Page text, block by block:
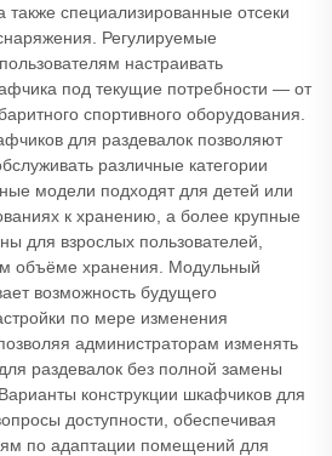
специализированные отсеки
Регулируемые
настраивать
под текущие потребности — от
спортивного оборудования.
для раздевалок позволяют
различные категории
модели подходят для детей или
к хранению, а более крупные
для взрослых пользователей,
объёме хранения. Модульный
возможность будущего
по мере изменения
администраторам изменять
раздевалок без полной замены
конструкции шкафчиков для
доступности, обеспечивая
по адаптации помещений для